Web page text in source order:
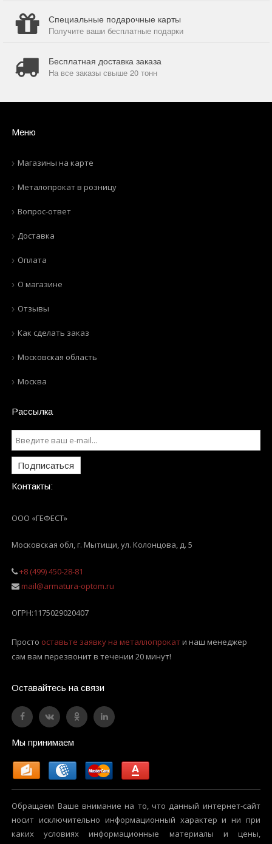
Специальные подарочные карты
Получите ваши бесплатные подарки
Бесплатная доставка заказа
На все заказы свыше 20 тонн
Меню
Магазины на карте
Металопрокат в розницу
Вопрос-ответ
Доставка
Оплата
О магазине
Отзывы
Как сделать заказ
Московская область
Москва
Рассылка
Подписаться
Контакты:
ООО «ГЕФЕСТ»
Московская обл, г. Мытищи,ул. Колонцова, д. 5
+8 (499) 450-28-81
mail@armatura-optom.ru
ОГРН:1175029020407
Просто оставьте заявку на металлопрокати наш менеджер
сам вам перезвонит в течении 20 минут!
Оставайтесь на связи
Мы принимаем
Обращаем Ваше внимание на то, что данный интернет-сайт
носит исключительно информационный характер и ни при
каких условиях информационные материалы и цены,